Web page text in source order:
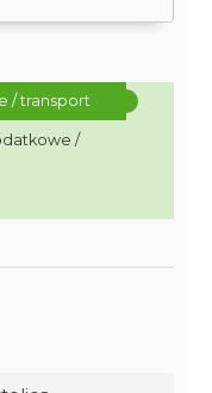
/ transport
/